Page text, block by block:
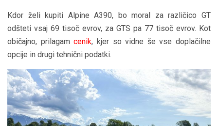
Kdor želi kupiti Alpine A390, bo moral za različico GT
odšteti vsaj 69 tisoč evrov, za GTS pa 77 tisoč evrov. Kot
običajno, prilagamcenik, kjer so vidne še vse doplačilne
opcije in drugi tehnični podatki.